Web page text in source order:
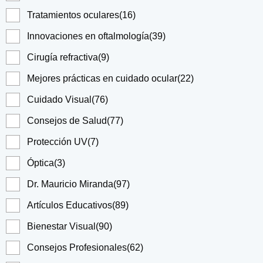
Tratamientos oculares(16)
Innovaciones en oftalmología(39)
Cirugía refractiva(9)
Mejores prácticas en cuidado ocular(22)
Cuidado Visual (76)
Consejos de Salud(77)
Protección UV(7)
Óptica(3)
Dr. Mauricio Miranda(97)
Artículos Educativos(89)
Bienestar Visual (90)
Consejos Profesionales(62)